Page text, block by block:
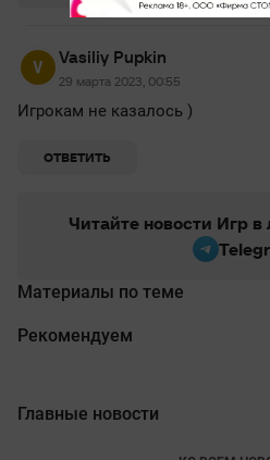
Vasiliy Pupkin
29 марта 2023, 00:55
Игрокам не казалось )
ОТВЕТИТЬ
Читайте новости Игр
Материалы по теме
Рекомендуем
Главные новости